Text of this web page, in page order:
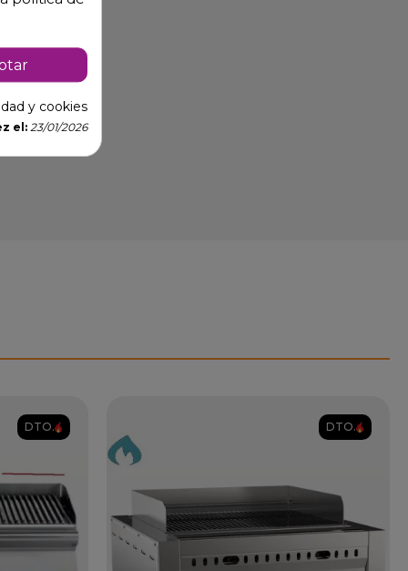
DTO. DTO.
y cookies
el: 23/01/2026